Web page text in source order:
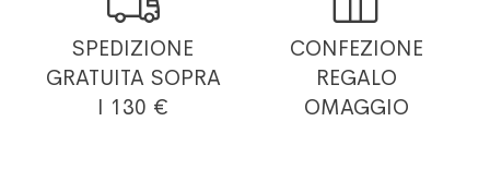
SPEDIZIONE
GRATUITA SOPRA
I 130 €
CONFEZIONE
REGALO
OMAGGIO